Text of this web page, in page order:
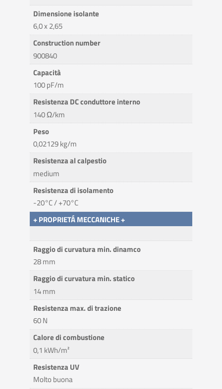
Dimensione isolante
6,0 x 2,65
Construction number
900840
Capacità
100 pF/m
Resistenza DC conduttore interno
140 Ω/km
Peso
0,02129 kg/m
Resistenza al calpestio
medium
Resistenza di isolamento
-20°C / +70°C
+ PROPRIETÁ MECCANICHE +
Raggio di curvatura min. dinamco
28 mm
Raggio di curvatura min. statico
14 mm
Resistenza max. di trazione
60 N
Calore di combustione
0,1 kWh/m²
Resistenza UV
Molto buona